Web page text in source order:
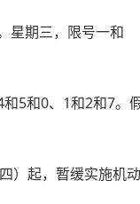
星期三，限号一和
5和0、1和2和7。
）起，暂缓实施机动